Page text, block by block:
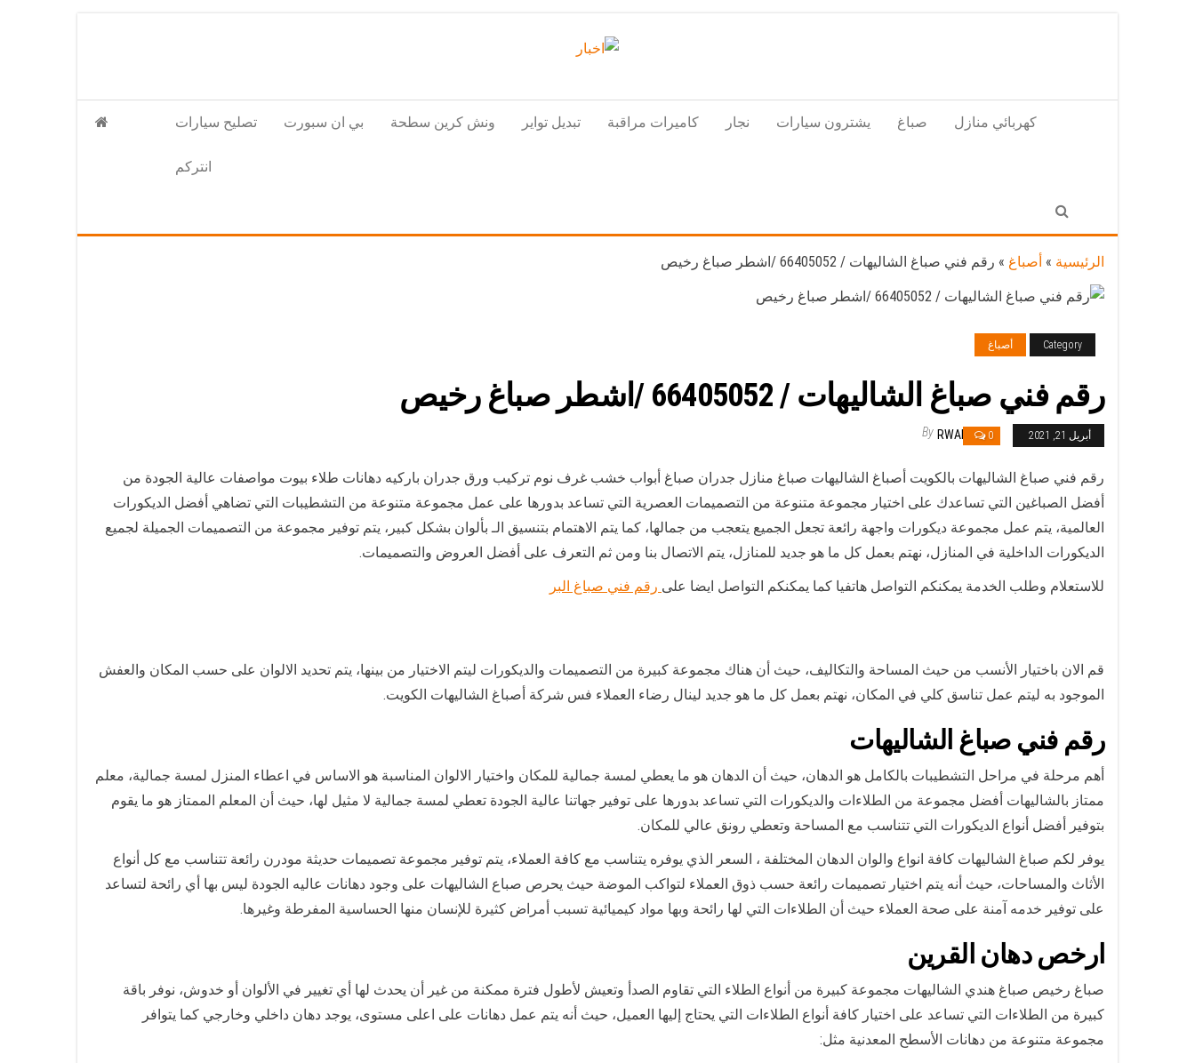
content
الكويت
تكنولوجيا
المعلومات
تصليح سيارات بي ان سبورت ونش كرين سطحة تبديل تواير كاميرات مراقبة نجار يشترون سيارات صباغ كهربائي منازل
انتركم
الرئيسية » أصباغ » رقم فني صباغ الشاليهات / 66405052 /اشطر صباغ رخيص
Category أصباغ
رقم فني صباغ الشاليهات / 66405052 /اشطر صباغ رخيص
أبريل 21, 2021 0
By RWAN
رقم فني صباغ الشاليهات بالكويت أصباغ الشاليهات صباغ منازل جدران صباغ أبواب خشب غرف نوم تركيب ورق جدران باركيه دهانات طلاء بيوت مواصفات عالية الجودة من
أفضل الصباغين التي تساعدك على اختيار مجموعة متنوعة من التصميمات العصرية التي تساعد بدورها على عمل مجموعة متنوعة من التشطيبات التي تضاهي أفضل الديكورات
العالمية، يتم عمل مجموعة ديكورات واجهة رائعة تجعل الجميع يتعجب من جمالها، كما يتم الاهتمام بتنسيق الـ بألوان بشكل كبير، يتم توفير مجموعة من التصميمات الجميلة لجميع
الديكورات الداخلية في المنازل، نهتم بعمل كل ما هو جديد للمنازل، يتم الاتصال بنا ومن ثم التعرف على أفضل العروض والتصميمات.
للاستعلام وطلب الخدمة يمكنكم التواصل هاتفيا كما يمكنكم التواصل ايضا على رقم فني صباغ البر
قم الان باختيار الأنسب من حيث المساحة والتكاليف، حيث أن هناك مجموعة كبيرة من التصميمات والديكورات ليتم الاختيار من بينها، يتم تحديد الالوان على حسب المكان والعفش
الموجود به ليتم عمل تناسق كلي في المكان، نهتم بعمل كل ما هو جديد لينال رضاء العملاء فس شركة أصباغ الشاليهات الكويت.
رقم فني صباغ الشاليهات
أهم مرحلة في مراحل التشطيبات بالكامل هو الدهان، حيث أن الدهان هو ما يعطي لمسة جمالية للمكان واختيار الالوان المناسبة هو الاساس في اعطاء المنزل لمسة جمالية، معلم
ممتاز بالشاليهات أفضل مجموعة من الطلاءات والديكورات التي تساعد بدورها على توفير جهاتنا عالية الجودة تعطي لمسة جمالية لا مثيل لها، حيث أن المعلم الممتاز هو ما يقوم
بتوفير أفضل أنواع الديكورات التي تتناسب مع المساحة وتعطي رونق عالي للمكان.
يوفر لكم صباغ الشاليهات كافة انواع والوان الدهان المختلفة ، السعر الذي يوفره يتناسب مع كافة العملاء، يتم توفير مجموعة تصميمات حديثة مودرن رائعة تتناسب مع كل أنواع
الأثاث والمساحات، حيث أنه يتم اختيار تصميمات رائعة حسب ذوق العملاء لتواكب الموضة حيث يحرص صباع الشاليهات على وجود دهانات عاليه الجودة ليس بها أي رائحة لتساعد
على توفير خدمه آمنة على صحة العملاء حيث أن الطلاءات التي لها رائحة وبها مواد كيميائية تسبب أمراض كثيرة للإنسان منها الحساسية المفرطة وغيرها.
ارخصدهان القرين
صباغ رخيص صباغ هندي الشاليهات مجموعة كبيرة من أنواع الطلاء التي تقاوم الصدأ وتعيش لأطول فترة ممكنة من غير أن يحدث لها أي تغيير في الألوان أو خدوش، نوفر باقة
كبيرة من الطلاءات التي تساعد على اختيار كافة أنواع الطلاءات التي يحتاج إليها العميل، حيث أنه يتم عمل دهانات على اعلى مستوى، يوجد دهان داخلي وخارجي كما يتوافر
مجموعة متنوعة من دهانات الأسطح المعدنية مثل: